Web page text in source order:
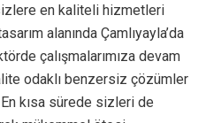
en kaliteli hizmetleri
alanında Çamlıyayla’da
çalışmalarımıza devam
odaklı benzersiz çözümler
kısa sürede sizleri de